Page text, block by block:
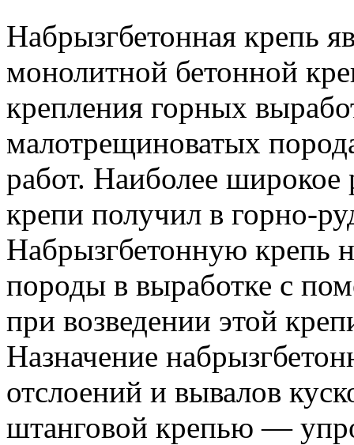
Набрызгбетонная крепь
монолитной бетонной
крепления горных
малотрещиноватых
работ. Наиболее широкое
крепи получил в горно-
Набрызгбетонную крепь
породы в выработке с
при возведении этой
Назначение
отслоений и вывалов
штанговой крепью —